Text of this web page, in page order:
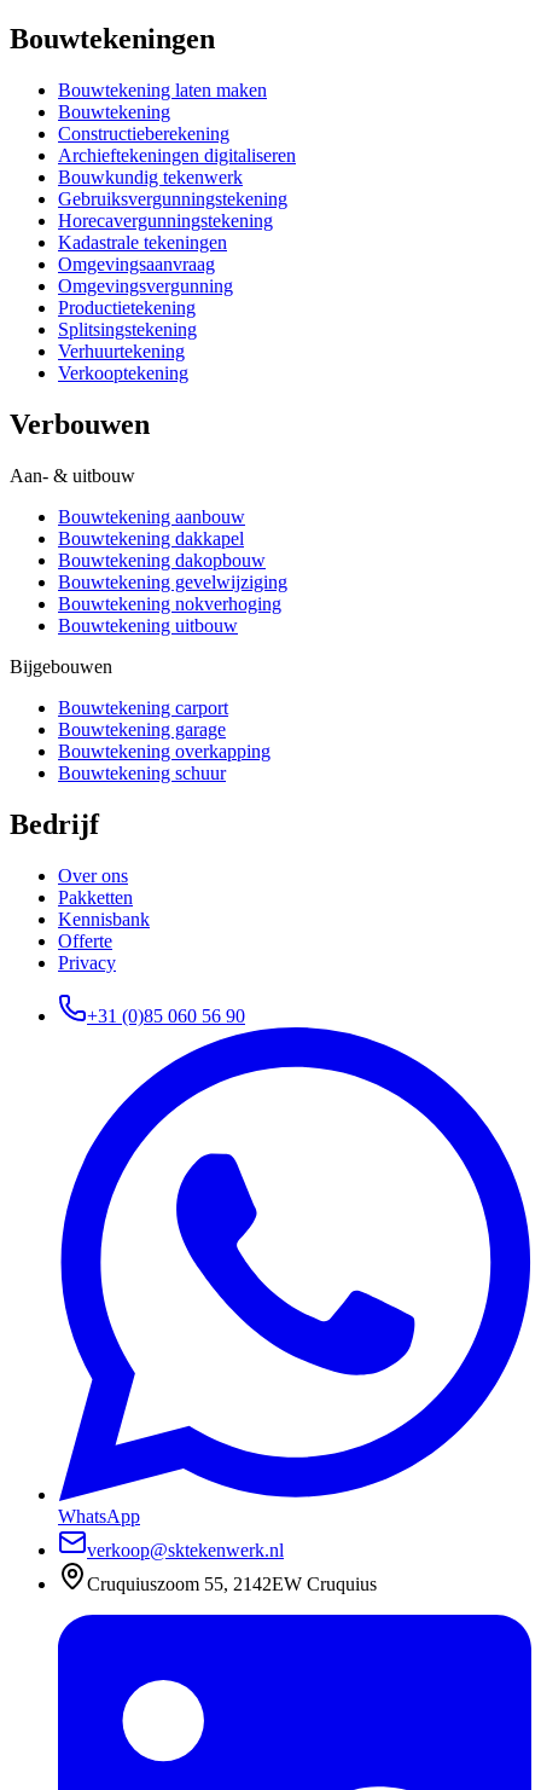
Bouwtekeningen
Bouwtekening laten maken
Bouwtekening
Constructieberekening
Archieftekeningen digitaliseren
Bouwkundig tekenwerk
Gebruiksvergunningstekening
Horecavergunningstekening
Kadastrale tekeningen
Omgevingsaanvraag
Omgevingsvergunning
Productietekening
Splitsingstekening
Verhuurtekening
Verkooptekening
Verbouwen
Aan- & uitbouw
Bouwtekening aanbouw
Bouwtekening dakkapel
Bouwtekening dakopbouw
Bouwtekening gevelwijziging
Bouwtekening nokverhoging
Bouwtekening uitbouw
Bijgebouwen
Bouwtekening carport
Bouwtekening garage
Bouwtekening overkapping
Bouwtekening schuur
Bedrijf
Over ons
Pakketten
Kennisbank
Offerte
Privacy
+31 (0)85 060 56 90
WhatsApp
verkoop@sktekenwerk.nl
Cruquiuszoom 55, 2142EW Cruquius